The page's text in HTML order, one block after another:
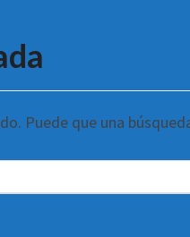
Puede que una